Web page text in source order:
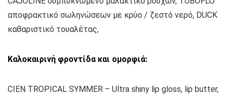
αποφρακτικό σωληνώσεων με κρύο / ζεστό νερό, DUCK
καθαριστικό τουαλέτας,
Καλοκαιρινή φροντίδα και ομορφιά:
CIEN TROPICAL SYMMER – Ultra shiny lip gloss, lip butter,